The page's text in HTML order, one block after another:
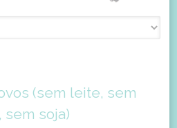
to
(sem leite, sem
sem soja)